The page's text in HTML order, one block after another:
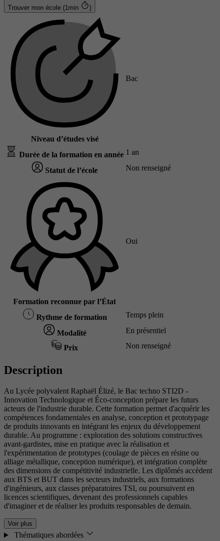
Trouver mon école (1min )
Niveau d’études visé
Bac
Durée de la formation en année 1 an
Statut de l’école Non renseigné
Formation reconnue par l’État
Oui
Rythme de formation Temps plein
Modalité En présentiel
Prix Non renseigné
Description
Au Lycée polyvalent Raphaël Élizé, le Bac techno STI2D -
Innovation Technologique et Éco-conception prépare les futurs
acteurs de l'industrie durable. Cette formation permet d'acquérir les
compétences fondamentales en analyse, conception et prototypage
de produits innovants en intégrant les enjeux du développement
durable. Au programme : exploration des solutions constructives
avant-gardistes, mise en pratique avec la réalisation et
l'expérimentation de prototypes (coulage de pièces en résine ou
alliage métallique, conception numérique), et intégration complète
des dimensions de compétitivité industrielle. Les diplômés accèdent
aux BTS et BUT dans les secteurs industriels, aux formations
d'ingénieurs, aux classes préparatoires TSI, ou poursuivent en
licences scientifiques, devenant des professionnels capables
d'imaginer et de réaliser les produits responsables de demain.
Voir plus
Thématiques abordées